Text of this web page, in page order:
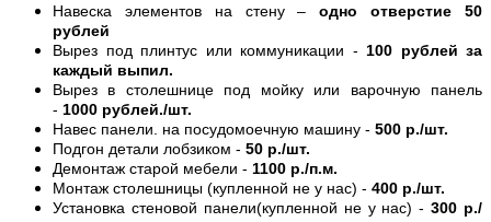
Навеска элементов на стену –одно отверстие 50
рублей
Вырез под плинтус или коммуникации - 100 рублей за
каждый выпил.
Вырез в столешнице под мойку или варочную панель
- 1000 рублей./шт.
Навес панели. на посудомоечную машину - 500 р./шт.
Подгон детали лобзиком - 50 р./шт.
Демонтаж старой мебели - 1100 р./п.м.
Монтаж столешницы (купленной не у нас) - 400 р./шт.
Установка стеновой панели(купленной не у нас) -300 р./